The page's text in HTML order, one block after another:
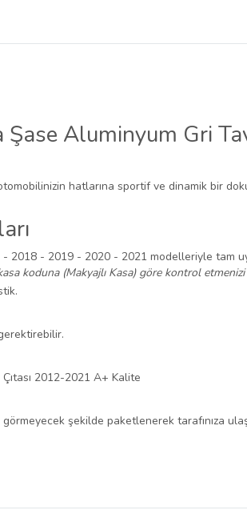
Şase Aluminyum Gri
hatlarına sportif ve dinamik bir
2018 - 2019 - 2020 - 2021 modelleriyle tam
koduna (Makyajlı Kasa) göre kontrol
2012-2021 A+ Kalite
şekilde paketlenerek tarafınıza